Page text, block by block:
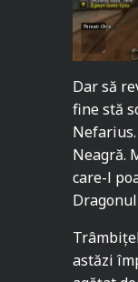
Dar să
fine stă
Neagră.
care-l
astăzi